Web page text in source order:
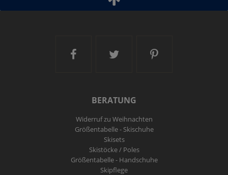
Ski and More auf Facebook
Ski and More auf
Ski and More
BERATUNG
Widerruf zu Weihnachten
Größentabelle - Skischuhe
Skisets
Skistöcke / Poles
Größentabelle - Handschuhe
Skipflege